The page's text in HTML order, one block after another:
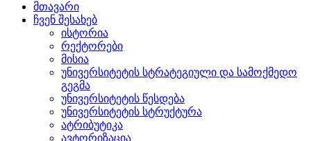
მთავარი
ჩვენ შესახებ
ისტორია
რექტორები
მისია
უნივერსიტეტის სტრატეგიული და სამოქმედო
გეგმა
უნივერსიტეტის წესდება
უნივერსიტეტის სტრუქტურა
ატრიბუტიკა
ავტორიზაცია